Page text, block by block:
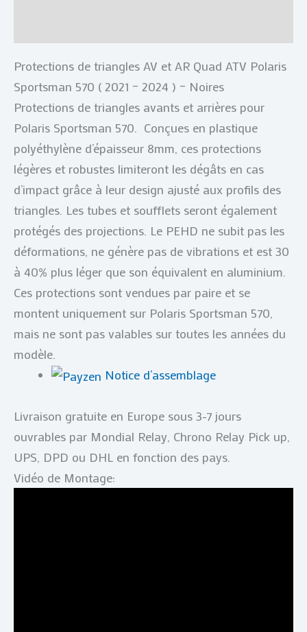
Protections de triangles AV et AR Quad ATV Polaris
Sportsman 570 ( 2021 – 2024 ) – Noires
Protections de triangles avants et arrières pour
Polaris Sportsman 570. Conçues en plastique
polyéthylène d’épaisseur 8mm, ces protections
légères et robustes limiteront les dégâts en cas
d’impact grâce à leur design ajusté aux profils des
triangles. Les tubes et soufflets seront également
protégés des projections. Le PEHD ne subit pas les
déformations, ne génère pas de vibrations et est 30
à 40% plus léger que son équivalent en aluminium.
Ces protections sont vendues par paire et se
montent uniquement sur Polaris Sportsman 570,
mais ne sont pas valables sur toutes les années du
modèle.
Notice d’assemblage
Livraison gratuite en Europe sous 3-7 jours
ouvrables par Mondial Relay, Chrono Relay Pick up,
UPS, DPD ou DHL en fonction des pays.
Vidéo de Montage: